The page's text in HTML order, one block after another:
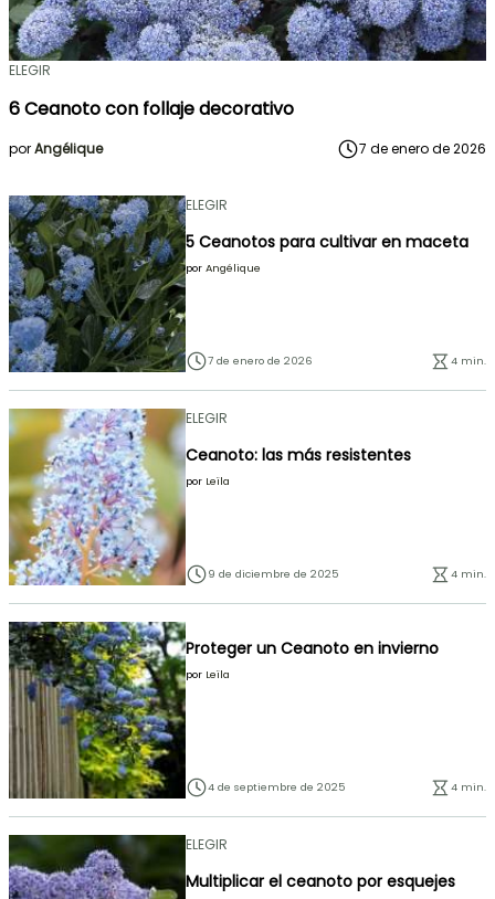
ELEGIR
6 Ceanoto con follaje decorativo
porAngélique 7 de enero de 2026
ELEGIR
5 Ceanotos para cultivar en maceta
por Angélique
7 de enero de 2026 4 min.
ELEGIR
Ceanoto: las más resistentes
por Leïla
9 de diciembre de 2025 4 min.
Proteger un Ceanoto en invierno
por Leïla
4 de septiembre de 2025 4 min.
ELEGIR
Multiplicar el ceanoto por esquejes